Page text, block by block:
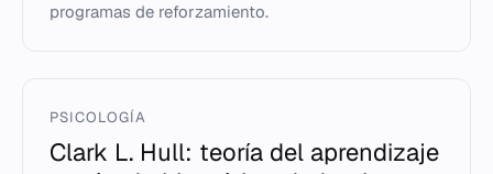
programas de reforzamiento.
PSICOLOGÍA
Clark L. Hull: teoría del aprendizaje